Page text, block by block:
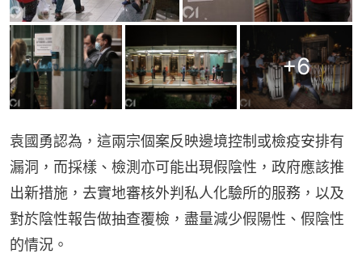
+6
袁國勇認為，這兩宗個案反映邊境控制或檢疫安排有
漏洞，而採樣、檢測亦可能出現假陰性，政府應該推
出新措施，去實地審核外判私人化驗所的服務，以及
對於陰性報告做抽查覆檢，盡量減少假陽性、假陰性
的情況。